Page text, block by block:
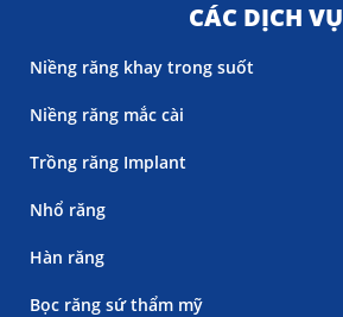
CÁC DỊCH VỤ
Niềng răng khay trong suốt
Niềng răng mắc cài
Trồng răng Implant
Nhổ răng
Hàn răng
Bọc răng sứ thẩm mỹ